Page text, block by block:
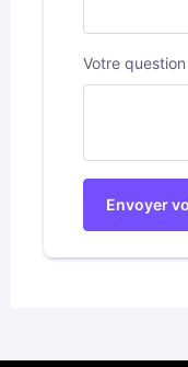
Votre question
Envoyer